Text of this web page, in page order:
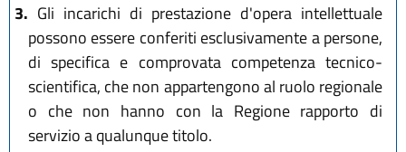
3. Gli incarichi di prestazione d'opera intellettuale
possono essere conferiti esclusivamente a persone,
di specifica e comprovata competenza tecnico-
scientifica, che non appartengono al ruolo regionale
o che non hanno con la Regione rapporto di
servizio a qualunque titolo.